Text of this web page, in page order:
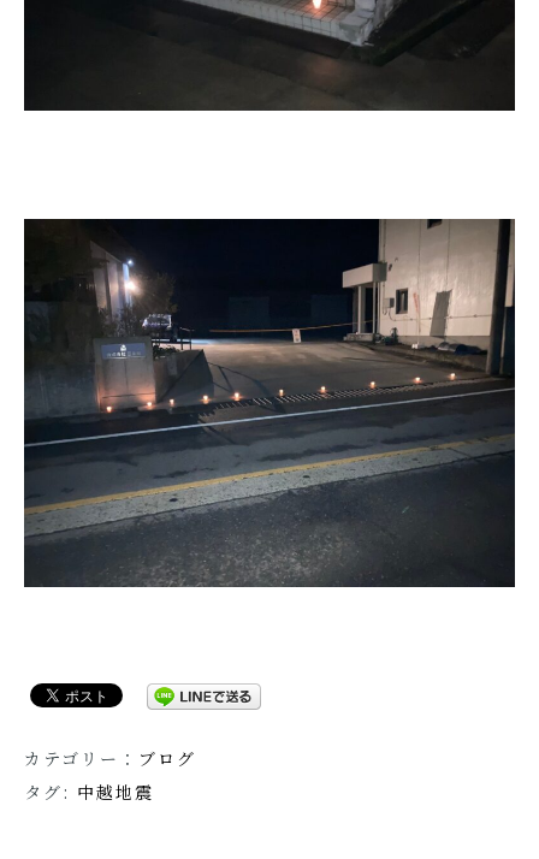
カテゴリー： ブログ
タグ: 中越地震